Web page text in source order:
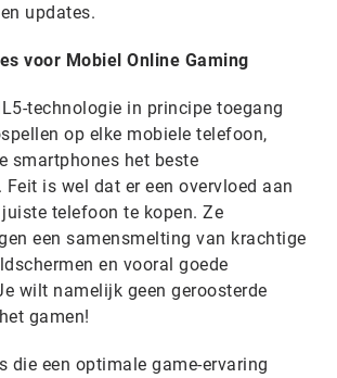
updates.
voor Mobiel Online Gaming
technologie in principe toegang
op elke mobiele telefoon,
smartphones het beste
is wel dat er een overvloed aan
telefoon te kopen. Ze
een samensmelting van krachtige
en vooral goede
wilt namelijk geen geroosterde
gamen!
die een optimale game-ervaring